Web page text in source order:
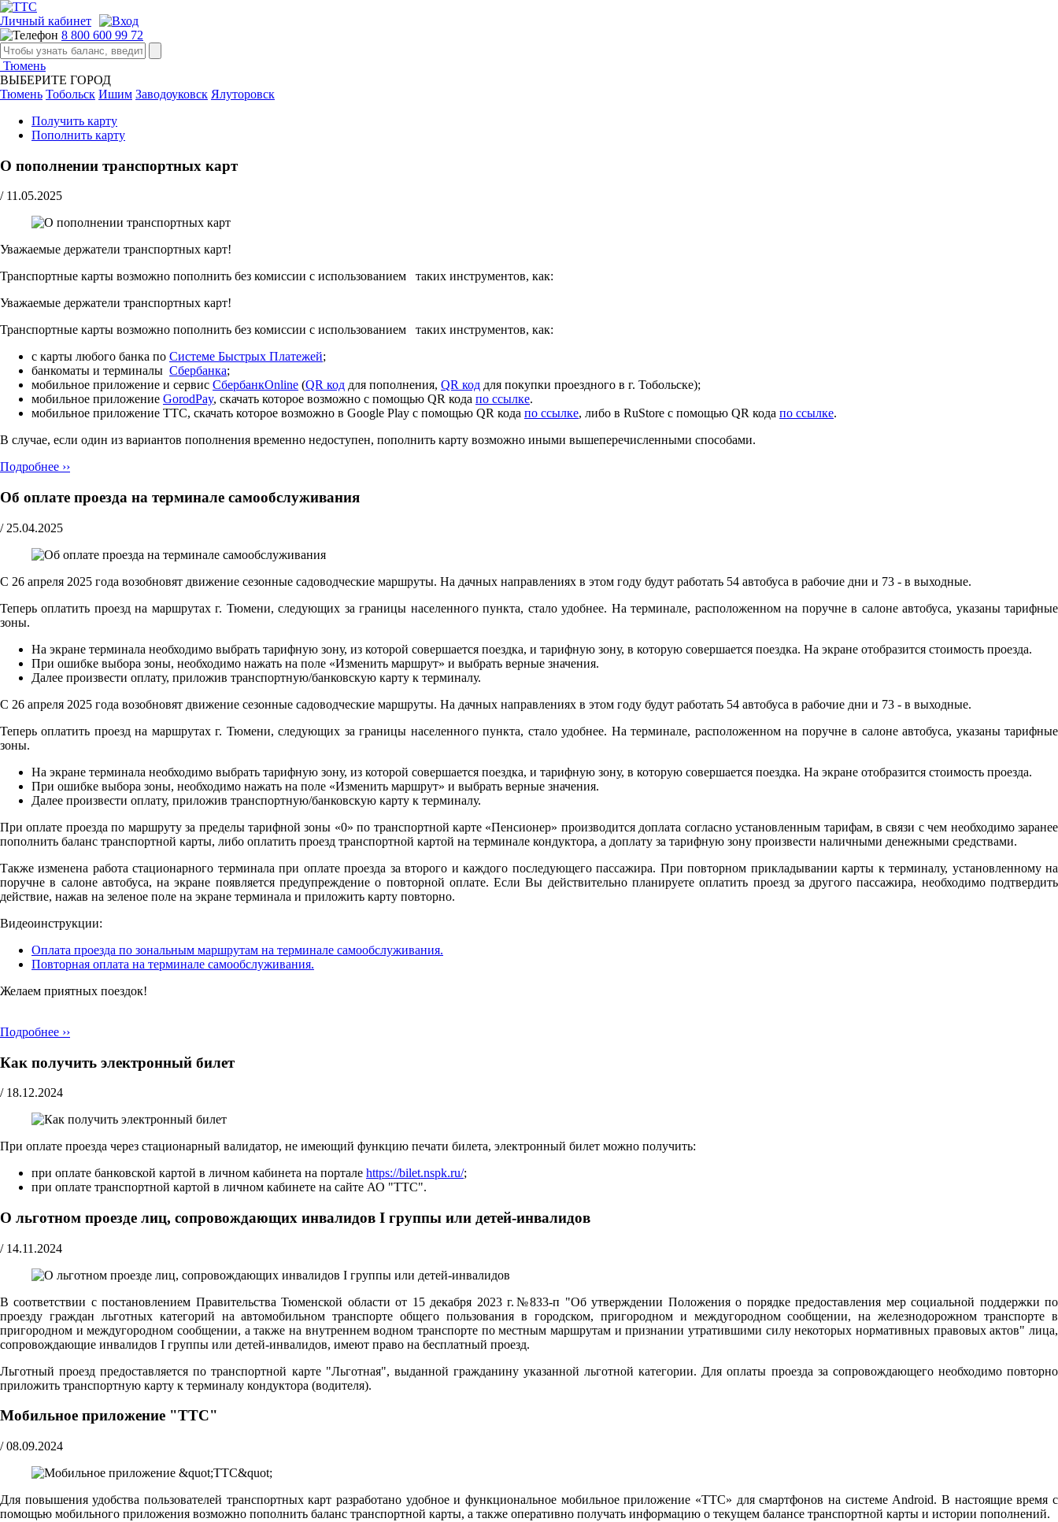
Личный кабинет
8 800 600 99 72
Тюмень
ВЫБЕРИТЕ ГОРОД
Тюмень Тобольск Ишим Заводоуковск Ялуторовск
Получить карту
Пополнить карту
О пополнении транспортных карт
/ 11.05.2025
Уважаемые держатели транспортных карт!
Транспортные карты возможно пополнить без комиссии с использованием таких инструментов, как:
Уважаемые держатели транспортных карт!
Транспортные карты возможно пополнить без комиссии с использованием таких инструментов, как:
с карты любого банка по Cистеме Быстрых Платежей;
банкоматы и терминалы Сбербанка;
мобильное приложение и сервис СбербанкOnline (QR код для пополнения, QR код для покупки проездного в г. Тобольске);
мобильное приложение GorodPay, скачать которое возможно с помощью QR кода по ссылке.
мобильное приложение ТТС, скачать которое возможно в Google Play с помощью QR кода по ссылке, либо в RuStore с помощью QR кода по ссылке.
В случае, если один из вариантов пополнения временно недоступен, пополнить карту возможно иными вышеперечисленными способами.
Подробнее ››
Об оплате проезда на терминале самообслуживания
/ 25.04.2025
С 26 апреля 2025 года возобновят движение сезонные садоводческие маршруты. На дачных направлениях в этом году будут работать 54 автобуса в рабочие дни и 73 - в выходные.
Теперь оплатить проезд на маршрутах г. Тюмени, следующих за границы населенного пункта, стало удобнее. На терминале, расположенном на поручне в салоне автобуса, указаны тарифные
зоны.
На экране терминала необходимо выбрать тарифную зону, из которой совершается поездка, и тарифную зону, в которую совершается поездка. На экране отобразится стоимость проезда.
При ошибке выбора зоны, необходимо нажать на поле «Изменить маршрут» и выбрать верные значения.
Далее произвести оплату, приложив транспортную/банковскую карту к терминалу.
С 26 апреля 2025 года возобновят движение сезонные садоводческие маршруты. На дачных направлениях в этом году будут работать 54 автобуса в рабочие дни и 73 - в выходные.
Теперь оплатить проезд на маршрутах г. Тюмени, следующих за границы населенного пункта, стало удобнее. На терминале, расположенном на поручне в салоне автобуса, указаны тарифные
зоны.
На экране терминала необходимо выбрать тарифную зону, из которой совершается поездка, и тарифную зону, в которую совершается поездка. На экране отобразится стоимость проезда.
При ошибке выбора зоны, необходимо нажать на поле «Изменить маршрут» и выбрать верные значения.
Далее произвести оплату, приложив транспортную/банковскую карту к терминалу.
При оплате проезда по маршруту за пределы тарифной зоны «0» по транспортной карте «Пенсионер» производится доплата согласно установленным тарифам, в связи с чем необходимо заранее
пополнить баланс транспортной карты, либо оплатить проезд транспортной картой на терминале кондуктора, а доплату за тарифную зону произвести наличными денежными средствами.
Также изменена работа стационарного терминала при оплате проезда за второго и каждого последующего пассажира. При повторном прикладывании карты к терминалу, установленному на
поручне в салоне автобуса, на экране появляется предупреждение о повторной оплате. Если Вы действительно планируете оплатить проезд за другого пассажира, необходимо подтвердить
действие, нажав на зеленое поле на экране терминала и приложить карту повторно.
Видеоинструкции:
Оплата проезда по зональным маршрутам на терминале самообслуживания.
Повторная оплата на терминале самообслуживания.
Желаем приятных поездок!
Подробнее ››
Как получить электронный билет
/ 18.12.2024
При оплате проезда через стационарный валидатор, не имеющий функцию печати билета, электронный билет можно получить:
при оплате банковской картой в личном кабинета на портале https://bilet.nspk.ru/;
при оплате транспортной картой в личном кабинете на сайте АО "ТТС".
О льготном проезде лиц, сопровождающих инвалидов I группы или детей-инвалидов
/ 14.11.2024
В соответствии с постановлением Правительства Тюменской области от 15 декабря 2023 г.№833-п "Об утверждении Положения о порядке предоставления мер социальной поддержки по
проезду граждан льготных категорий на автомобильном транспорте общего пользования в городском, пригородном и междугородном сообщении, на железнодорожном транспорте в
пригородном и междугородном сообщении, а также на внутреннем водном транспорте по местным маршрутам и признании утратившими силу некоторых нормативных правовых актов" лица,
сопровождающие инвалидов I группы или детей-инвалидов, имеют право на бесплатный проезд.
Льготный проезд предоставляется по транспортной карте "Льготная", выданной гражданину указанной льготной категории. Для оплаты проезда за сопровождающего необходимо повторно
приложить транспортную карту к терминалу кондуктора (водителя).
Мобильное приложение "ТТС"
/ 08.09.2024
Для повышения удобства пользователей транспортных карт разработано удобное и функциональное мобильное приложение «ТТС» для смартфонов на системе Android. В настоящие время с
помощью мобильного приложения возможно пополнить баланс транспортной карты, а также оперативно получать информацию о текущем балансе транспортной карты и истории пополнений.